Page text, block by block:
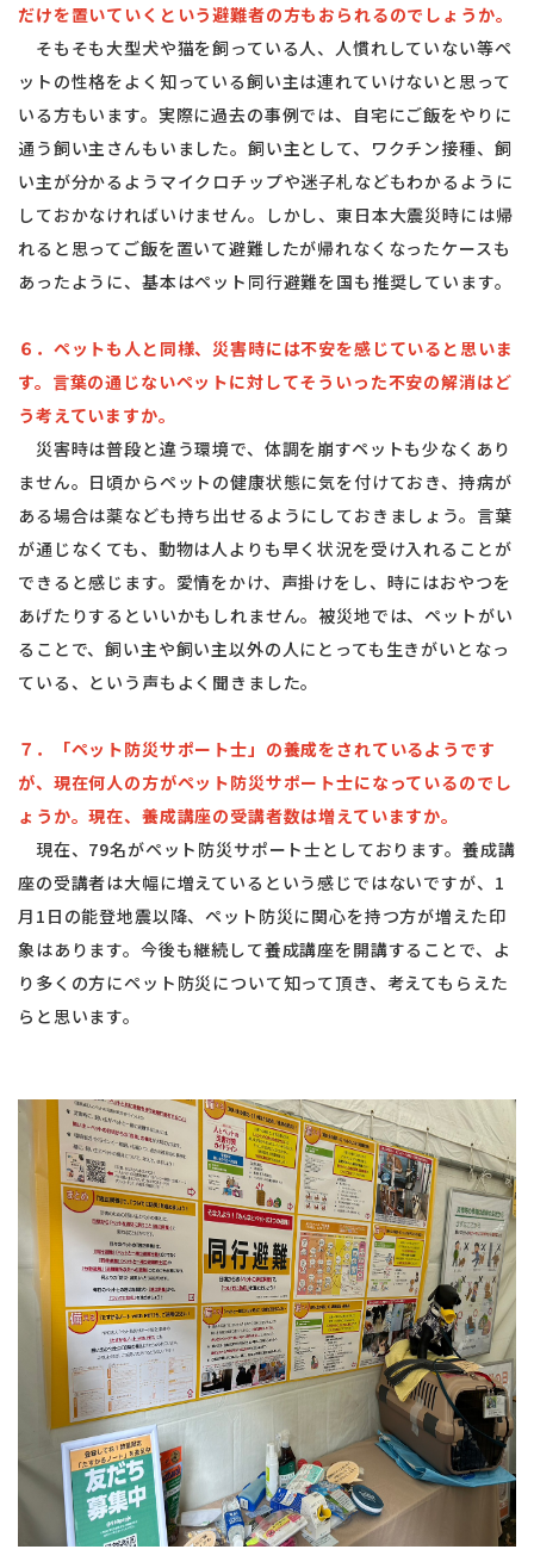
だけを置いていくという避難者の方もおられるのでしょうか。
そもそも大型犬や猫を飼っている人、人慣れしていない等ペ
ットの性格をよく知っている飼い主は連れていけないと思って
いる方もいます。実際に過去の事例では、自宅にご飯をやりに
通う飼い主さんもいました。飼い主として、ワクチン接種、飼
い主が分かるようマイクロチップや迷子札などもわかるように
しておかなければいけません。しかし、東日本大震災時には帰
れると思ってご飯を置いて避難したが帰れなくなったケースも
あったように、基本はペット同行避難を国も推奨しています。
６．ペットも人と同様、災害時には不安を感じていると思いま
す。言葉の通じないペットに対してそういった不安の解消はど
う考えていますか。
災害時は普段と違う環境で、体調を崩すペットも少なくあり
ません。日頃からペットの健康状態に気を付けておき、持病が
ある場合は薬なども持ち出せるようにしておきましょう。言葉
が通じなくても、動物は人よりも早く状況を受け入れることが
できると感じます。愛情をかけ、声掛けをし、時にはおやつを
あげたりするといいかもしれません。被災地では、ペットがい
ることで、飼い主や飼い主以外の人にとっても生きがいとなっ
ている、という声もよく聞きました。
７．「ペット防災サポート士」の養成をされているようです
が、現在何人の方がペット防災サポート士になっているのでし
ょうか。現在、養成講座の受講者数は増えていますか。
現在、79名がペット防災サポート士としております。養成講
座の受講者は大幅に増えているという感じではないですが、1
月1日の能登地震以降、ペット防災に関心を持つ方が増えた印
象はあります。今後も継続して養成講座を開講することで、よ
り多くの方にペット防災について知って頂き、考えてもらえた
らと思います。